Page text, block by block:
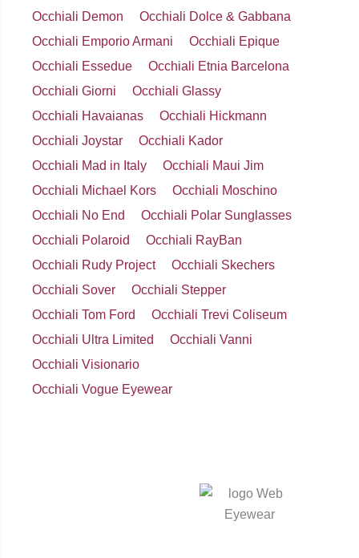
Occhiali Demon
Occhiali Dolce & Gabbana
Occhiali Emporio Armani
Occhiali Epique
Occhiali Essedue
Occhiali Etnia Barcelona
Occhiali Giorni
Occhiali Glassy
Occhiali Havaianas
Occhiali Hickmann
Occhiali Joystar
Occhiali Kador
Occhiali Mad in Italy
Occhiali Maui Jim
Occhiali Michael Kors
Occhiali Moschino
Occhiali No End
Occhiali Polar Sunglasses
Occhiali Polaroid
Occhiali RayBan
Occhiali Rudy Project
Occhiali Skechers
Occhiali Sover
Occhiali Stepper
Occhiali Tom Ford
Occhiali Trevi Coliseum
Occhiali Ultra Limited
Occhiali Vanni
Occhiali Visionario
Occhiali Vogue Eyewear